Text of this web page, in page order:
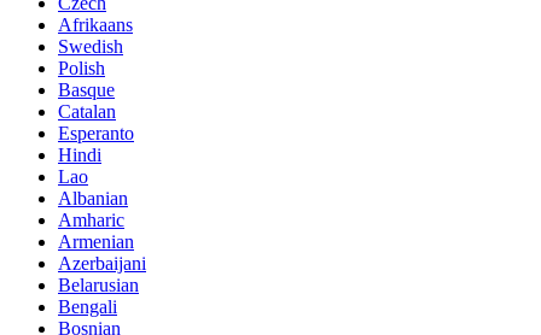
Afrikaans
Swedish
Polish
Basque
Catalan
Esperanto
Hindi
Lao
Albanian
Amharic
Armenian
Azerbaijani
Belarusian
Bengali
Bosnian